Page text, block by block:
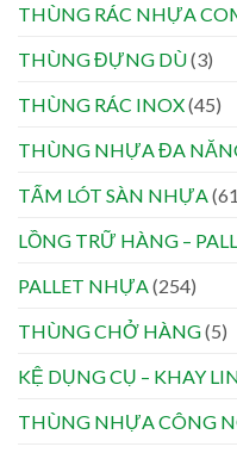
THÙNG RÁC NHỰA
THÙNG ĐỰNG DÙ(3)
THÙNG RÁC INOX(45)
THÙNG NHỰA ĐA
TẤM LÓT SÀN NHỰA
LỒNG TRỮ HÀNG –
PALLET NHỰA(254)
THÙNG CHỞ HÀNG(5)
KỆ DỤNG CỤ – KHAY
THÙNG NHỰA CÔNG